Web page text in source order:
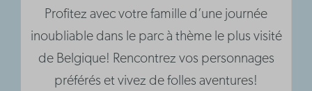
Profitez avec votre famille d’une journée
inoubliable dans le parc à thème le plus visité
de Belgique! Rencontrez vos personnages
préférés et vivez de folles aventures!